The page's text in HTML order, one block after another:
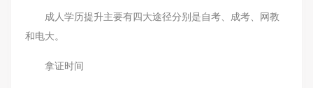
成人学历提升主要有四大途径分别是自考、成考、网教
和电大。
拿证时间